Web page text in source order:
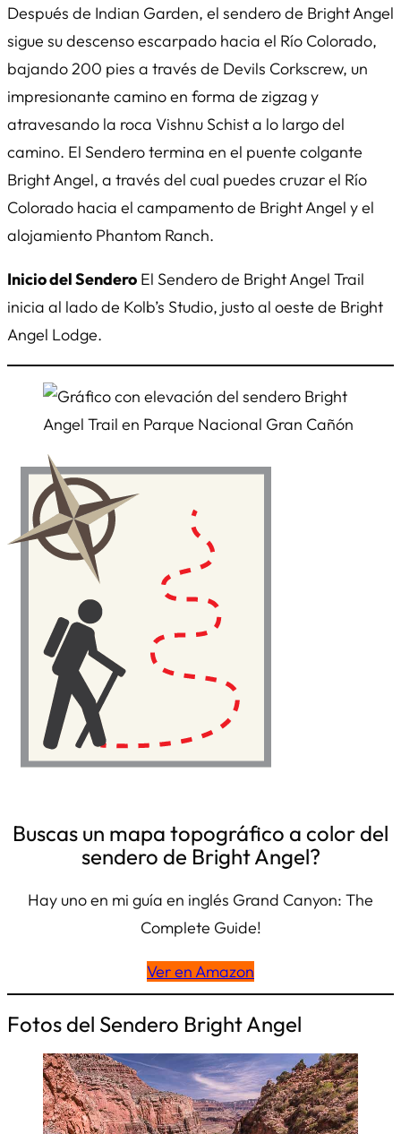
Después de Indian Garden, el sendero de Bright Angel
sigue su descenso escarpado hacia el Río Colorado,
bajando 200 pies a través de Devils Corkscrew, un
impresionante camino en forma de zigzag y
atravesando la roca Vishnu Schist a lo largo del
camino. El Sendero termina en el puente colgante
Bright Angel, a través del cual puedes cruzar el Río
Colorado hacia el campamento de Bright Angel y el
alojamiento Phantom Ranch.
Inicio del Sendero El Sendero de Bright Angel Trail
inicia al lado de Kolb’s Studio, justo al oeste de Bright
Angel Lodge.
Buscas un mapa topográfico a color del
sendero de Bright Angel?
Hay uno en mi guía en inglés Grand Canyon: The
Complete Guide!
Ver en Amazon
Fotos del Sendero Bright Angel